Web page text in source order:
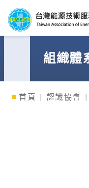
台灣能源技
組織體
首頁 認識協會